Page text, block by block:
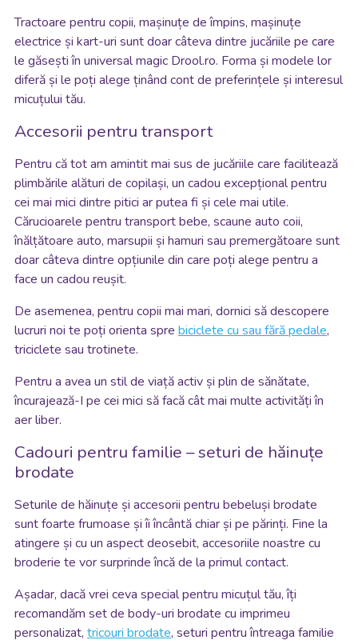
Tractoare pentru copii, mașinuțe de împins, mașinuțe
electrice și kart-uri sunt doar câteva dintre jucăriile pe care
le găsești în universal magic Drool.ro. Forma și modele lor
diferă și le poți alege ținând cont de preferințele și interesul
micuțului tău.
Accesorii pentru transport
Pentru că tot am amintit mai sus de jucăriile care facilitează
plimbările alături de copilași, un cadou excepțional pentru
cei mai mici dintre pitici ar putea fi și cele mai utile.
Cărucioarele pentru transport bebe, scaune auto coii,
înălțătoare auto, marsupii și hamuri sau premergătoare sunt
doar câteva dintre opțiunile din care poți alege pentru a
face un cadou reușit.
De asemenea, pentru copii mai mari, dornici să descopere
lucruri noi te poți orienta spre biciclete cu sau fără pedale,
triciclete sau trotinete.
Pentru a avea un stil de viață activ și plin de sănătate,
încurajează-I pe cei mici să facă cât mai multe activități în
aer liber.
Cadouri pentru familie – seturi de hăinuțe
brodate
Seturile de hăinuțe și accesorii pentru bebeluși brodate
sunt foarte frumoase și îi încântă chiar și pe părinți. Fine la
atingere și cu un aspect deosebit, accesoriile noastre cu
broderie te vor surprinde încă de la primul contact.
Așadar, dacă vrei ceva special pentru micuțul tău, îți
recomandăm set de body-uri brodate cu imprimeu
personalizat, tricouri brodate, seturi pentru întreaga familie